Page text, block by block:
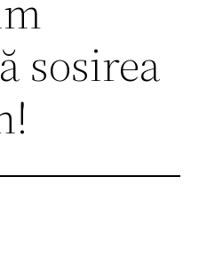
sosirea